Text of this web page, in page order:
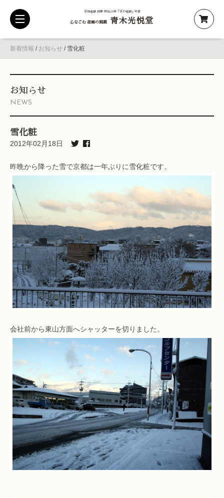
京都老舗 創業 明治25年「京の老舗」受賞
心なごむ 故郷の銘菓 青木光悦堂
toggle
navigation
新着情報 / お知らせ / 雪化粧
お知らせ
NEWS
雪化粧
2012年02月18日
昨晩から降った雪で京都は一年ぶりに雪化粧です。
会社前から東山方面へシャッターを切りました。